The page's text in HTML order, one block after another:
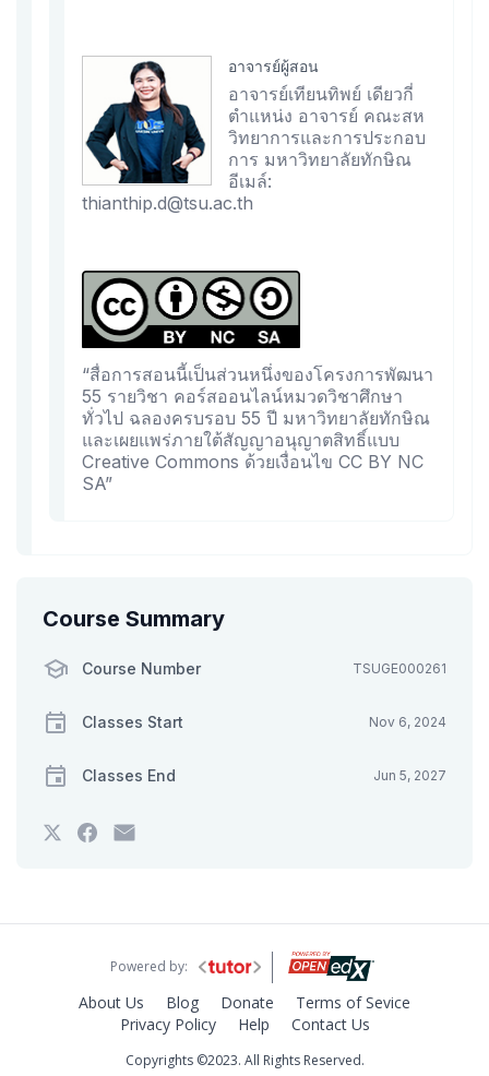
อาจารย์ผู้สอน
อาจารย์เทียนทิพย์ เดียวกี่
ตำแหน่ง อาจารย์ คณะสห
วิทยาการและการประกอบ
การ มหาวิทยาลัยทักษิณ
อีเมล์:
thianthip.d@tsu.ac.th
“สื่อการสอนนี้เป็นส่วนหนึ่งของโครงการพัฒนา
55 รายวิชา คอร์สออนไลน์หมวดวิชาศึกษา
ทั่วไป ฉลองครบรอบ 55 ปี มหาวิทยาลัยทักษิณ
และเผยแพร่ภายใต้สัญญาอนุญาตสิทธิ์แบบ
Creative Commons ด้วยเงื่อนไข CC BY NC
SA”
Course Summary
Course Number TSUGE000261
Classes Start Nov 6, 2024
Classes End Jun 5, 2027
Tweet
that
this
course
Post
a
say
you've
enrolled
inthis
course
enrolled
inthis
course
Powered by:
About Us Blog Donate
Terms of Sevice
Privacy Policy
Help Contact Us
Copyrights ©2023. All Rights Reserved.